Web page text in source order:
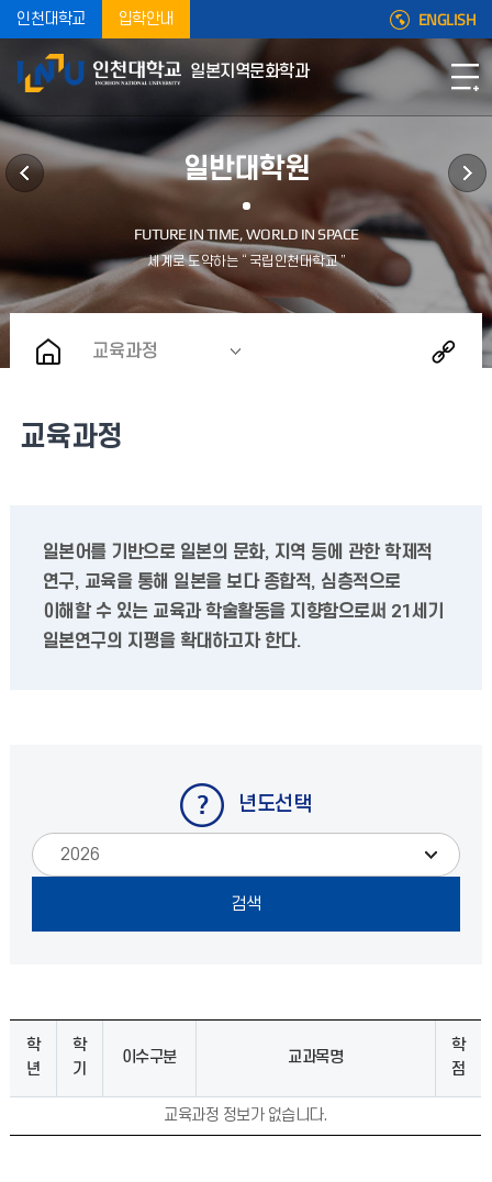
인천대학교 입학안내 ENGLISH
일본지역문화학과
일반대학원
교육과정
교육과정
일본어를 기반으로 일본의 문화, 지역 등에 관한 학제적
연구, 교육을 통해 일본을 보다 종합적, 심층적으로
이해할 수 있는 교육과 학술활동을 지향함으로써 21세기
일본연구의 지평을 확대하고자 한다.
년도선택
학
년
학
기
이수구분 교과목명
학
점
교육과정 정보가 없습니다.